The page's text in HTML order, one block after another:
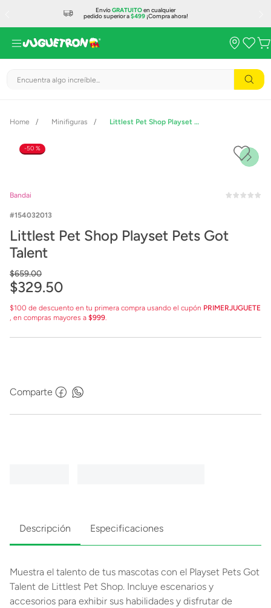
EnvíoGRATUITOen cualquier
pedido superior a$499¡Compra ahora!
Encuentra algo increíble...
Minifiguras Littlest Pet Shop Playset Pets Got Talent
50 %
Bandai
154032013
Littlest Pet Shop Playset Pets Got
Talent
$659.00
$329.50
$100 de descuento en tu primera compra usando el cupón PRIMERJUGUETE
, en compras mayores a $999.
Comparte
Descripción Especificaciones
Muestra el talento de tus mascotas con el Playset Pets Got
Talent de Littlest Pet Shop. Incluye escenarios y
accesorios para exhibir sus habilidades y disfrutar de